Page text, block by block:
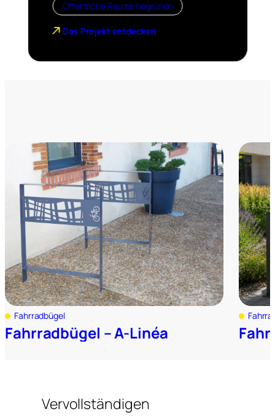
Öffentliche Räume begrünen
Das Projekt entdecken
Fahrradbügel
Fahrradbügel – A-Linéa
Vervollständigen